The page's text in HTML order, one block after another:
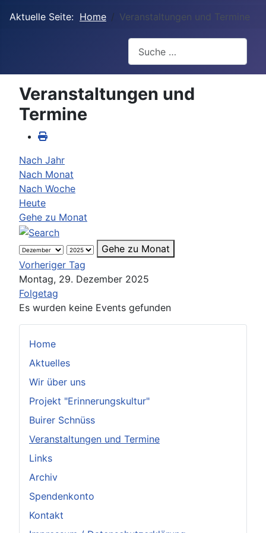
Aktuelle Seite: Home Veranstaltungen und Termine
Home
Aktuelles
Wir über uns
Projekt "Erinnerungskultur"
Buirer Schnüss
Veranstaltungen und Termine
Links
Archiv
Spendenkonto
Kontakt
Veranstaltungen und
Termine
Nach Jahr
Nach Monat
Nach Woche
Heute
Gehe zu Monat
Gehe zu Monat
Vorheriger Tag
Montag, 29. Dezember 2025
Folgetag
Es wurden keine Events gefunden